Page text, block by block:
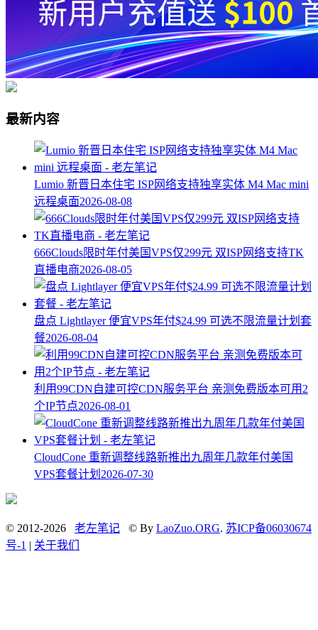
最新内容
Lumio 新晋日本住宅 ISP网络支持独享实体 M4 Mac mini
远程桌面2026-08-08
666Clouds限时年付美国VPS仅299元 双ISP网络支持TK
直播电商2026-08-05
盘点 Lightlayer 便宜VPS年付$24.99 可选不限流量计划套
餐2026-08-04
利用99CDN自建可控CDN服务平台 亲测免费版本可用2
个IP节点2026-08-01
CloudCone 重新调整线路新推出九周年几款年付美国
VPS套餐计划 2026-07-30
© 2012-2026 老左笔记 © By LaoZuo.ORG. 苏ICP备06030674
号-1 | 关于我们